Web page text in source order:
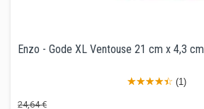
Enzo - Gode XL Ventouse 21 cm x 4,3 cm
(1)
Prix
24,64 €Prix